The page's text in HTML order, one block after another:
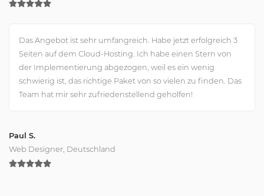
Das Angebot ist sehr umfangreich. Habe jetzt erfolgreich 3
Seiten auf dem Cloud-Hosting. Ich habe einen Stern von
der Implementierung abgezogen, weil es ein wenig
schwierig ist, das richtige Paket von so vielen zu finden. Das
Team hat mir sehr zufriedenstellend geholfen!
Paul S.
Web Designer, Deutschland